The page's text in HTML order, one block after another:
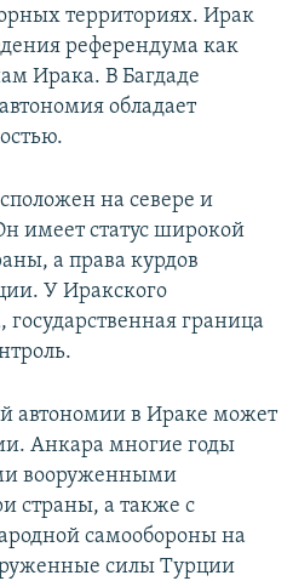
территориях. Ирак
референдума как
Ирака. В Багдаде
обладает
на севере и
имеет статус широкой
а права курдов
У Иракского
государственная граница
автономии в Ираке может
Анкара многие годы
вооруженными
страны, а также с
самообороны на
силы Турции